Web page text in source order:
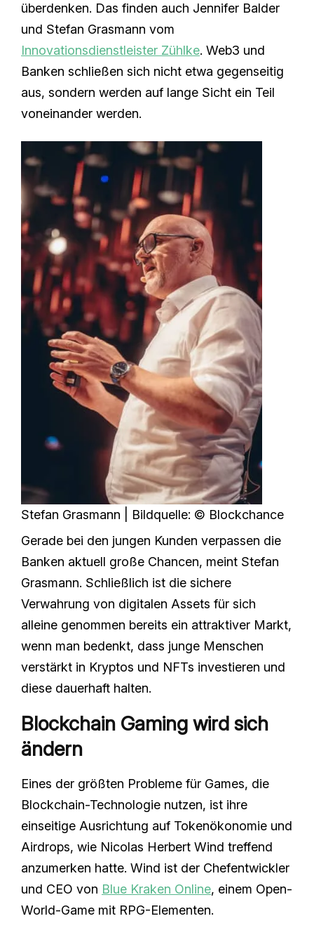
überdenken. Das finden auch Jennifer Balder
und Stefan Grasmann vom
Innovationsdienstleister Zühlke. Web3 und
Banken schließen sich nicht etwa gegenseitig
aus, sondern werden auf lange Sicht ein Teil
voneinander werden.
Stefan Grasmann | Bildquelle: © Blockchance
Gerade bei den jungen Kunden verpassen die
Banken aktuell große Chancen, meint Stefan
Grasmann. Schließlich ist die sichere
Verwahrung von digitalen Assets für sich
alleine genommen bereits ein attraktiver Markt,
wenn man bedenkt, dass junge Menschen
verstärkt in Kryptos und NFTs investieren und
diese dauerhaft halten.
Blockchain Gaming wird sich
ändern
Eines der größten Probleme für Games, die
Blockchain-Technologie nutzen, ist ihre
einseitige Ausrichtung auf Tokenökonomie und
Airdrops, wie Nicolas Herbert Wind treffend
anzumerken hatte. Wind ist der Chefentwickler
und CEO von Blue Kraken Online, einem Open-
World-Game mit RPG-Elementen.